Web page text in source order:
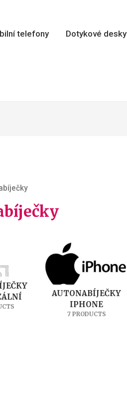
telefony Dotykové desky
AUTONABÍJEČKY
IPHONE
7 PRODUCTS